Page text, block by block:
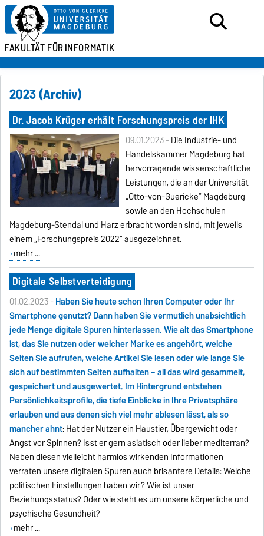
FAKULTÄT FÜRINFORMATIK
2023 (Archiv)
Dr. Jacob Krüger erhält Forschungspreis der IHK
09.01.2023 -Die Industrie- und
Handelskammer Magdeburg hat
hervorragende wissenschaftliche
Leistungen, die an der Universität
„Otto-von-Guericke“ Magdeburg
sowie an den Hochschulen
Magdeburg-Stendal und Harz erbracht worden sind, mit jeweils
einem „Forschungspreis 2022“ ausgezeichnet.
mehr ...
Digitale Selbstverteidigung
01.02.2023 -Haben Sie heute schon Ihren Computer oder Ihr
Smartphone genutzt? Dann haben Sie vermutlich unabsichtlich
jede Menge digitale Spuren hinterlassen. Wie alt das Smartphone
ist, das Sie nutzen oder welcher Marke es angehört, welche
Seiten Sie aufrufen, welche Artikel Sie lesen oder wie lange Sie
sich auf bestimmten Seiten aufhalten – all das wird gesammelt,
gespeichert und ausgewertet. Im Hintergrund entstehen
Persönlichkeitsprofile, die tiefe Einblicke in Ihre Privatsphäre
erlauben und aus denen sich viel mehr ablesen lässt, als so
mancher ahnt: Hat der Nutzer ein Haustier, Übergewicht oder
Angst vor Spinnen? Isst er gern asiatisch oder lieber mediterran?
Neben diesen vielleicht harmlos wirkenden Informationen
verraten unsere digitalen Spuren auch brisantere Details: Welche
politischen Einstellungen haben wir? Wie ist unser
Beziehungsstatus? Oder wie steht es um unsere körperliche und
psychische Gesundheit?
mehr ...